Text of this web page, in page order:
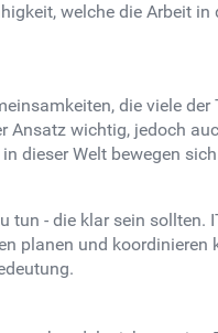
welche die Arbeit in
die viele der
Ansatz wichtig, jedoch
dieser Welt bewegen
tun - die klar sein sollten.
planen und koordinieren